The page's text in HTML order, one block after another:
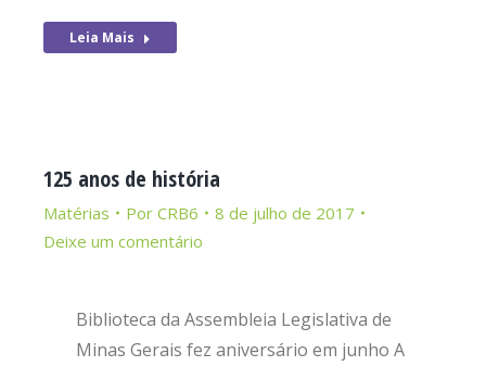
Leia Mais
125 anos de história
Matérias Por CRB6
8 de julho de 2017
Deixe um comentário
Biblioteca da Assembleia Legislativa de
Minas Gerais fez aniversário em junho A